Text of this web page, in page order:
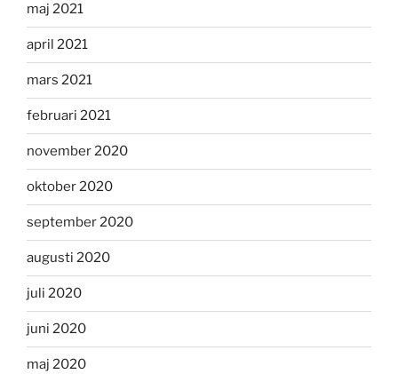
maj 2021
april 2021
mars 2021
februari 2021
november 2020
oktober 2020
september 2020
augusti 2020
juli 2020
juni 2020
maj 2020